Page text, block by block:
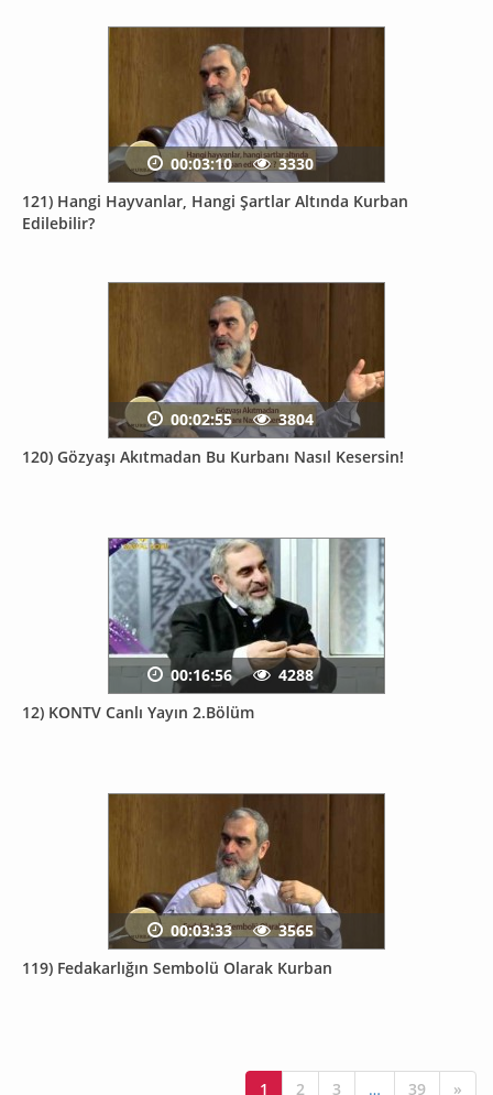
121) Hangi Hayvanlar, Hangi Şartlar Altında Kurban
Edilebilir?
00:03:10 3330
120) Gözyaşı Akıtmadan Bu Kurbanı Nasıl Kesersin!
00:02:55 3804
12) KONTV Canlı Yayın 2.Bölüm
00:16:56 4288
119) Fedakarlığın Sembolü Olarak Kurban
00:03:33 3565
1 2 3 … 39 »